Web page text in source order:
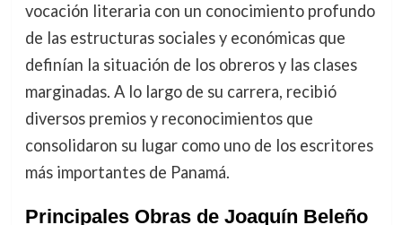
vocación literaria con un conocimiento profundo
de las estructuras sociales y económicas que
definían la situación de los obreros y las clases
marginadas. A lo largo de su carrera, recibió
diversos premios y reconocimientos que
consolidaron su lugar como uno de los escritores
más importantes de Panamá.
Principales Obras de Joaquín Beleño